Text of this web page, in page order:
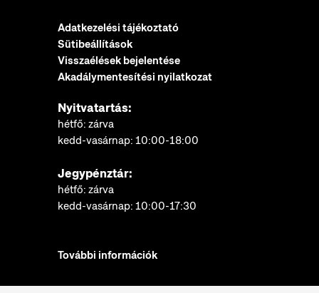
Adatkezelési tájékoztató
Sütibeállítások
Visszaélések bejelentése
Akadálymentesítési nyilatkozat
Nyitvatartás:
hétfő: zárva
kedd-vasárnap: 10:00-18:00
Jegypénztár:
hétfő: zárva
kedd-vasárnap: 10:00-17:30
További információk